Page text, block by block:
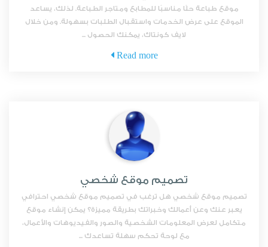
موقع طباعة حلًا مناسبًا للمطابع ومتاجر الطباعة. لذلك، يساعد
الموقع على عرض الخدمات واستقبال الطلبات بسهولة. ومن خلال
لايف كونتاك، يمكنك الحصول ...
Read more
تصميم موقع شخصي
تصميم موقع شخصي هل ترغب في تصميم موقع شخصي احترافي
يعبر عنك وعن أعمالك وخبراتك بطريقة مميزة؟ يمكن إنشاء موقع
متكامل لعرض المعلومات الشخصية والصور والفيديوهات والأعمال،
مع لوحة تحكم سهلة تساعدك ...